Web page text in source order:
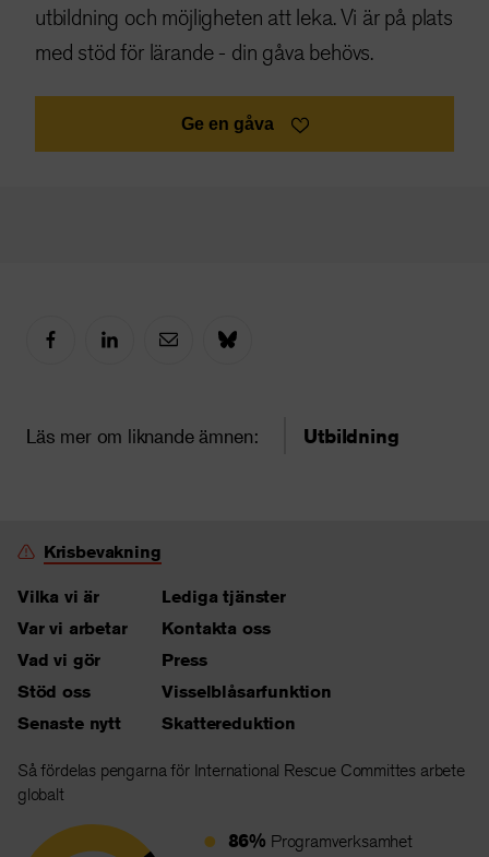
utbildning och möjligheten att leka. Vi är på plats
med stöd för lärande - din gåva behövs.
Ge en gåva
Läs mer om liknande ämnen: Utbildning
Krisbevakning
Vilka vi är
Var vi arbetar
Vad vi gör
Stöd oss
Senaste nytt
Lediga tjänster
Kontakta oss
Press
Visselblåsarfunktion
Skattereduktion
Så fördelas pengarna för International Rescue Committes arbete
globalt
86% Programverksamhet